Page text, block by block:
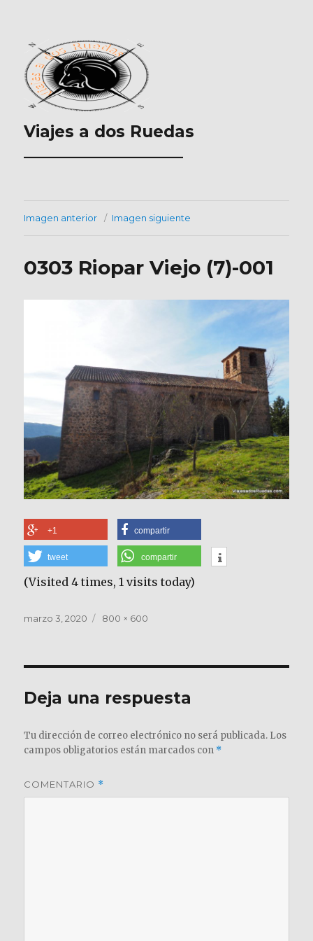
Viajes a dos Ruedas
___________________
Imagen anterior Imagen siguiente
0303 Riopar Viejo (7)-001
+1 compartir
tweet compartir
(Visited 4 times, 1 visits today)
Publicado
marzo 3, 2020
Tamaño
800 × 600
Deja una respuesta
Tu dirección de correo electrónico no será publicada. Los
campos obligatorios están marcados con *
COMENTARIO *